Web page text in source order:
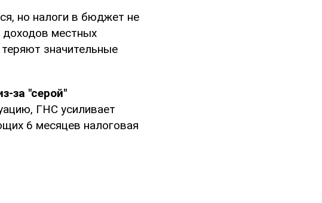
но налоги в бюджет не
доходов местных
значительные
за "серой"
ГНС усиливает
6 месяцев налоговая